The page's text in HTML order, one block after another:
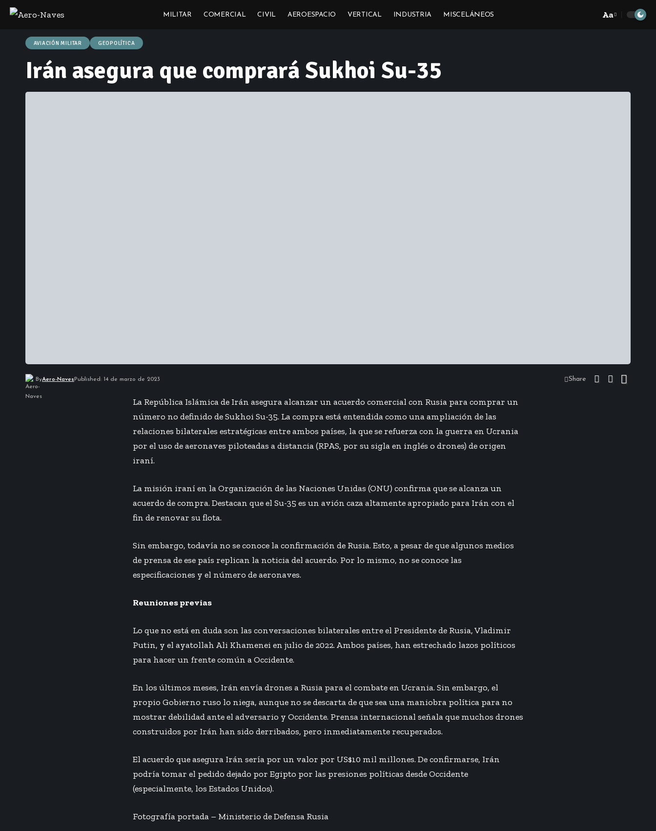
MILITAR COMERCIAL CIVIL AEROESPACIO VERTICAL INDUSTRIA MISCELÁNEOS
Font
Aa
AVIACIÓN MILITAR GEOPOLÍTICA
Irán asegura que comprará Sukhoi Su-35
ByAero-Naves Published: 14 de marzo de 2023 Share
La República Islámica de Irán asegura alcanzar un acuerdo comercial con Rusia para comprar un
número no definido de Sukhoi Su-35. La compra está entendida como una ampliación de las
relaciones bilaterales estratégicas entre ambos países, la que se refuerza con la guerra en Ucrania
por el uso de aeronaves piloteadas a distancia (RPAS, por su sigla en inglés o drones) de origen
iraní.
La misión iraní en la Organización de las Naciones Unidas (ONU) confirma que se alcanza un
acuerdo de compra. Destacan que el Su-35 es un avión caza altamente apropiado para Irán con el
fin de renovar su flota.
Sin embargo, todavía no se conoce la confirmación de Rusia. Esto, a pesar de que algunos medios
de prensa de ese país replican la noticia del acuerdo. Por lo mismo, no se conoce las
especificaciones y el número de aeronaves.
Reuniones previas
Lo que no está en duda son las conversaciones bilaterales entre el Presidente de Rusia, Vladimir
Putin, y el ayatollah Ali Khamenei en julio de 2022. Ambos países, han estrechado lazos políticos
para hacer un frente común a Occidente.
En los últimos meses, Irán envía drones a Rusia para el combate en Ucrania. Sin embargo, el
propio Gobierno ruso lo niega, aunque no se descarta de que sea una maniobra política para no
mostrar debilidad ante el adversario y Occidente. Prensa internacional señala que muchos drones
construidos por Irán han sido derribados, pero inmediatamente recuperados.
El acuerdo que asegura Irán sería por un valor por US$10 mil millones. De confirmarse, Irán
podría tomar el pedido dejado por Egipto por las presiones políticas desde Occidente
(especialmente, los Estados Unidos).
Fotografía portada – Ministerio de Defensa Rusia